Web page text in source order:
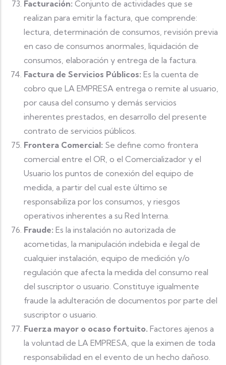
Facturación: Conjunto de actividades que se
realizan para emitir la factura, que comprende:
lectura, determinación de consumos, revisión previa
en caso de consumos anormales, liquidación de
consumos, elaboración y entrega de la factura.
Factura de Servicios Públicos: Es la cuenta de
cobro que LA EMPRESA entrega o remite al usuario,
por causa del consumo y demás servicios
inherentes prestados, en desarrollo del presente
contrato de servicios públicos.
Frontera Comercial: Se define como frontera
comercial entre el OR, o el Comercializador y el
Usuario los puntos de conexión del equipo de
medida, a partir del cual este último se
responsabiliza por los consumos, y riesgos
operativos inherentes a su Red Interna.
Fraude: Es la instalación no autorizada de
acometidas, la manipulación indebida e ilegal de
cualquier instalación, equipo de medición y/o
regulación que afecta la medida del consumo real
del suscriptor o usuario. Constituye igualmente
fraude la adulteración de documentos por parte del
suscriptor o usuario.
Fuerza mayor o ocaso fortuito. Factores ajenos a
la voluntad de LA EMPRESA, que la eximen de toda
responsabilidad en el evento de un hecho dañoso.